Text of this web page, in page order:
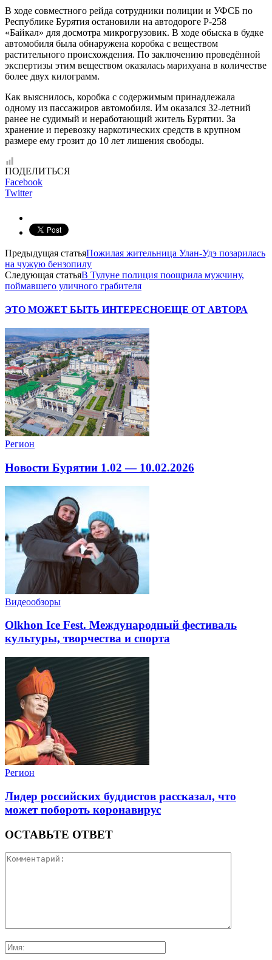
В ходе совместного рейда сотрудники полиции и УФСБ по
Республике Бурятия остановили на автодороге Р-258
«Байкал» для досмотра микрогрузовик. В ходе обыска в будке
автомобиля была обнаружена коробка с веществом
растительного происхождения. По заключению проведённой
экспертизы этим веществом оказалась марихуана в количестве
более двух килограмм.
Как выяснилось, коробка с содержимым принадлежала
одному из пассажиров автомобиля. Им оказался 32-летний
ранее не судимый и неработающий житель Бурятии. За
хранение и перевозку наркотических средств в крупном
размере ему грозит до 10 лет лишения свободы.
ПОДЕЛИТЬСЯ
Facebook
Twitter
Предыдущая статьяПожилая жительница Улан-Удэ позарилась
на чужую бензопилу
Следующая статьяВ Тулуне полиция поощрила мужчину,
поймавшего уличного грабителя
ЭТО МОЖЕТ БЫТЬ ИНТЕРЕСНОЕЩЕ ОТ АВТОРА
Регион
Новости Бурятии 1.02 — 10.02.2026
Видеообзоры
Olkhon Ice Fest. Международный фестиваль
культуры, творчества и спорта
Регион
Лидер российских буддистов рассказал, что
может побороть коронавирус
ОСТАВЬТЕ ОТВЕТ